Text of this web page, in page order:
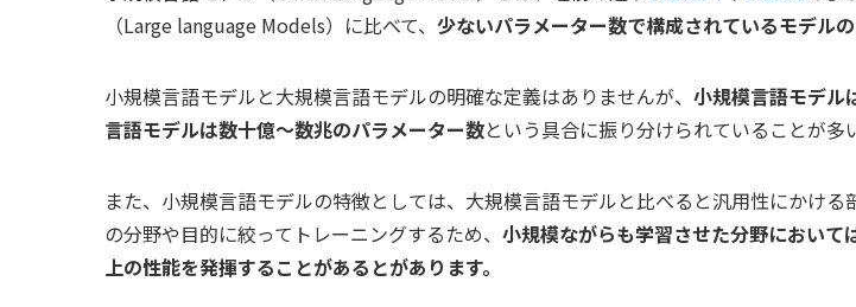
（Large language Models）に比べて、 少ないパラメーター数で構成されているモデルの
小規模言語モデルと大規模言語モデルの明確な定義はありませんが、 小規模言語モデル
言語モデルは数十億〜数兆のパラメーター数という具合に振り分けられていることが多
また、小規模言語モデルの特徴としては、大規模言語モデルと比べると汎用性にかける
の分野や目的に絞ってトレーニングするため、 小規模ながらも学習させた分野において
上の性能を発揮することがあるとがあります。